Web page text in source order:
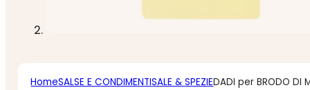
HomeSALSE E CONDIMENTISALE & SPEZIEDADI per BRODO DI